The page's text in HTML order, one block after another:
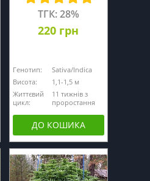
ТГК: 28%
220 грн
Генотип:
Sativa/Indica
Висота:
1,1-1,5 м
Життєвий
цикл:
11 тижнів з
проростання
ДО КОШИКА